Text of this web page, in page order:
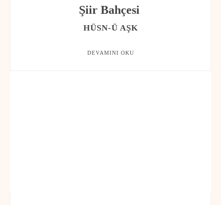
Şiir Bahçesi
HÜSN-Ü AŞK
DEVAMINI OKU